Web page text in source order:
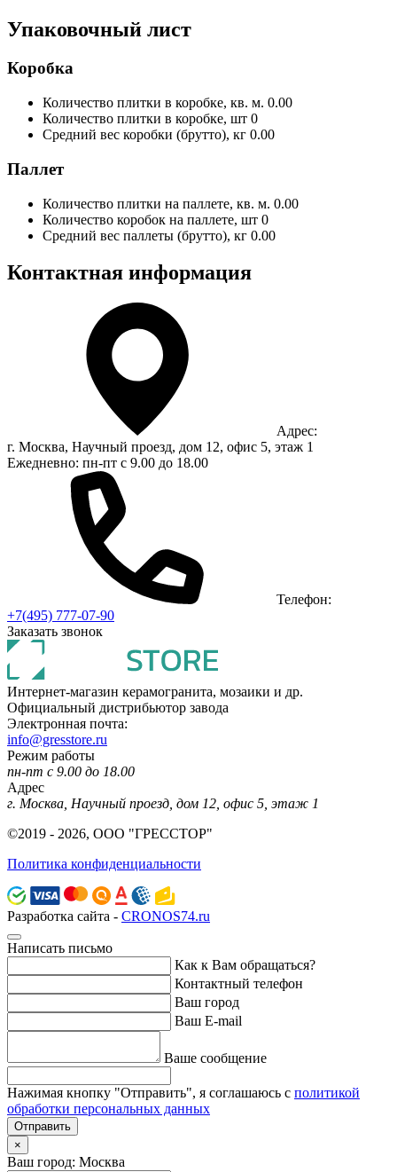
Упаковочный лист
Коробка
Количество плитки в коробке, кв. м. 0.00
Количество плитки в коробке, шт 0
Средний вес коробки (брутто), кг 0.00
Паллет
Количество плитки на паллете, кв. м. 0.00
Количество коробок на паллете, шт 0
Средний вес паллеты (брутто), кг 0.00
Контактная информация
Адрес:
г. Москва, Научный проезд, дом 12, офис 5, этаж 1
Ежедневно: пн-пт с 9.00 до 18.00
Телефон:
+7(495) 777-07-90
Заказать звонок
Интернет-магазин керамогранита, мозаики и др.
Официальный дистрибьютор завода
Электронная почта:
info@gresstore.ru
Режим работы
пн-пт с 9.00 до 18.00
Адрес
г. Москва, Научный проезд, дом 12, офис 5, этаж 1
©2019 - 2026, ООО "ГРЕССТОР"
Политика конфиденциальности
Разработка сайта - CRONOS74.ru
Написать письмо
Как к Вам обращаться?
Контактный телефон
Ваш город
Ваш E-mail
Ваше сообщение
Нажимая кнопку "Отправить", я соглашаюсь с политикой
обработки персональных данных
Отправить
×
Ваш город: Москва